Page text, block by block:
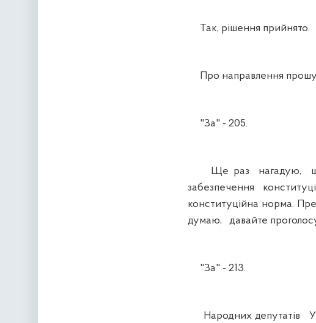
Так, рішення прийнято.
Про направлення прошу
"За" - 205.
Ще раз нагадую, що
забезпечення
конституційна норма.
думаю, давайте
"За" - 213.
Народних депутатів